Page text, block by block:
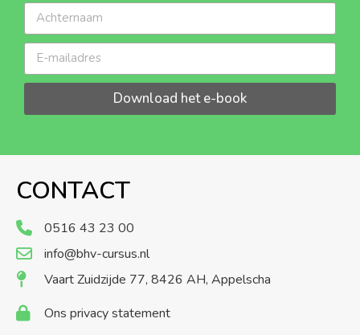
Download het e-book
CONTACT
0516 43 23 00
info@bhv-cursus.nl
Vaart Zuidzijde 77, 8426 AH, Appelscha
Ons privacy statement